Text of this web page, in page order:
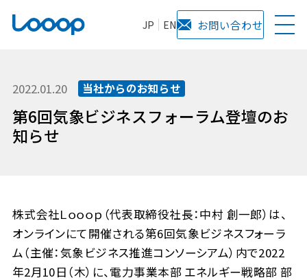
JP EN お問い合わせ
2022.01.20 当社からのお知らせ
第6回気象ビジネスフォーラム登壇のお
知らせ
株式会社Ｌｏｏｏｐ（代表取締役社長：中村 創一郎）は、
オンラインにて開催される第6回気象ビジネスフォーラ
ム（主催：気象ビジネス推進コンソーシアム）内で2022
年2月10日（木）に、電力事業本部 エネルギー戦略部 部